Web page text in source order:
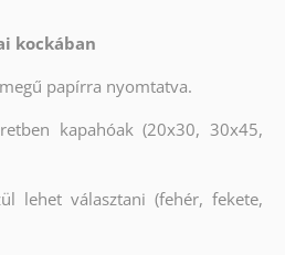
kockában
papírra nyomtatva.
kapahóak (20x30, 30x45,
lehet választani (fehér, fekete,